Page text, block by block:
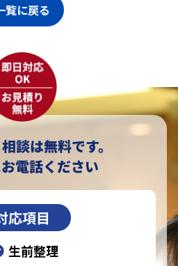
覧に戻る
談は無料です。
電話ください
応項目
生前整理